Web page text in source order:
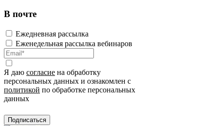
В почте
Ежедневная рассылка
Еженедельная рассылка вебинаров
Я даю согласие на обработку
персональных данных и ознакомлен с
политикой по обработке персональных
данных
Подписаться